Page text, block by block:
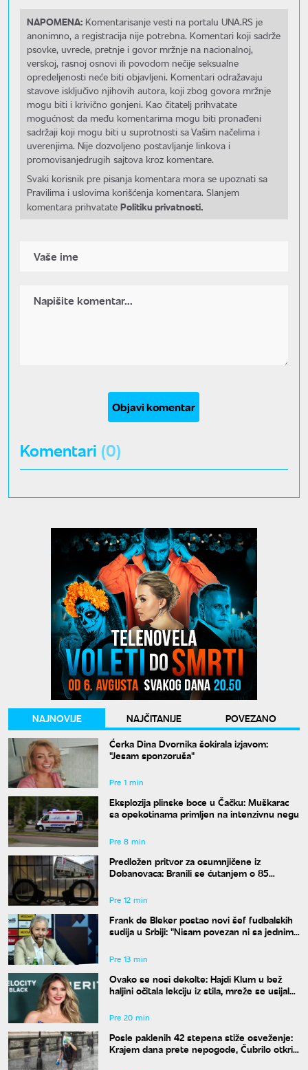
NAPOMENA: Komentarisanje vesti na portalu UNA.RS je
anonimno, a registracija nije potrebna. Komentari koji sadrže
psovke, uvrede, pretnje i govor mržnje na nacionalnoj,
verskoj, rasnoj osnovi ili povodom nečije seksualne
opredeljenosti neće biti objavljeni. Komentari odražavaju
stavove isključivo njihovih autora, koji zbog govora mržnje
mogu biti i krivično gonjeni. Kao čitatelj prihvatate
mogućnost da među komentarima mogu biti pronađeni
sadržaji koji mogu biti u suprotnosti sa Vašim načelima i
uverenjima. Nije dozvoljeno postavljanje linkova i
promovisanjedrugih sajtova kroz komentare.
Svaki korisnik pre pisanja komentara mora se upoznati sa
Pravilima i uslovima korišćenja komentara. Slanjem
komentara prihvatate Politiku privatnosti.
Objavi komentar
Komentari (0)
NAJNOVIJE NAJČITANIJE
POVEZANO
Ćerka Dina Dvornika šokirala izjavom:
"Jesam sponzoruša"
Pre 1 min
Eksplozija plinske boce u Čačku: Muškarac
sa opekotinama primljen na intenzivnu negu
Pre 8 min
Predložen pritvor za osumnjičene iz
Dobanovaca: Branili se ćutanjem o 85
Pre 12 min
Frank de Bleker postao novi šef fudbalskih
sudija u Srbiji: "Nisam povezan ni sa jednim
Pre 13 min
Ovako se nosi dekolte: Hajdi Klum u bež
haljini očitala lekciju iz stila, mreže se usijale
Pre 20 min
Posle paklenih 42 stepena stiže osveženje:
Krajem dana prete nepogode, Čubrilo otkrio